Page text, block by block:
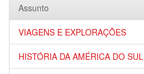
Assunto
VIAGENS E EXPLORAÇÕES
HISTÓRIA DA AMÉRICA DO SUL